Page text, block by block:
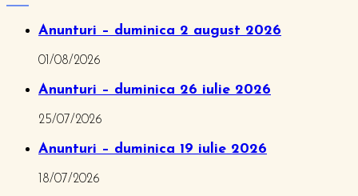
Anunturi – duminica 2 august 2026
01/08/2026
Anunturi – duminica 26 iulie 2026
25/07/2026
Anunturi – duminica 19 iulie 2026
18/07/2026